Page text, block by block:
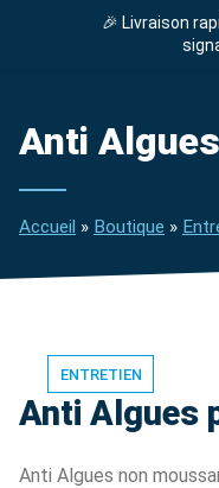
Anti
Accueil » Boutique »
ENTRETIEN
Anti Algues
Anti Algues non
🎉 Livraison